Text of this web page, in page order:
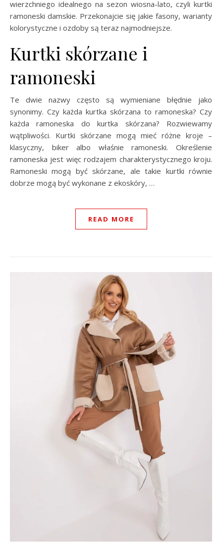
wierzchniego idealnego na sezon wiosna-lato, czyli kurtki
ramoneski damskie. Przekonajcie się jakie fasony, warianty
kolorystyczne i ozdoby są teraz najmodniejsze.
Kurtki skórzane i
ramoneski
Te dwie nazwy często są wymieniane błędnie jako
synonimy. Czy każda kurtka skórzana to ramoneska? Czy
każda ramoneska do kurtka skórzana? Rozwiewamy
wątpliwości. Kurtki skórzane mogą mieć różne kroje –
klasyczny, biker albo właśnie ramoneski. Określenie
ramoneska jest więc rodzajem charakterystycznego kroju.
Ramoneski mogą być skórzane, ale takie kurtki równie
dobrze mogą być wykonane z ekoskóry, …
READ MORE